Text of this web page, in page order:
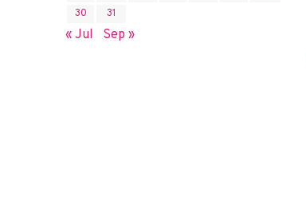
30
31
« Jul Sep »